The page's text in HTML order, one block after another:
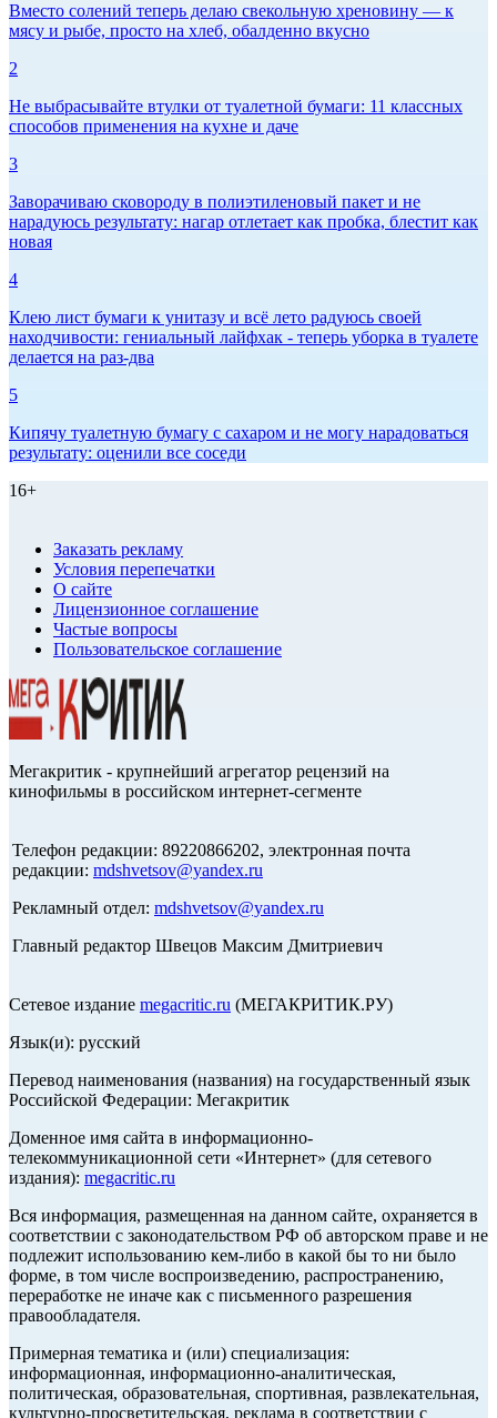
Вместо солений теперь делаю свекольную хреновину — к
мясу и рыбе, просто на хлеб, обалденно вкусно
2
Не выбрасывайте втулки от туалетной бумаги: 11 классных
способов применения на кухне и даче
3
Заворачиваю сковороду в полиэтиленовый пакет и не
нарадуюсь результату: нагар отлетает как пробка, блестит как
новая
4
Клею лист бумаги к унитазу и всё лето радуюсь своей
находчивости: гениальный лайфхак - теперь уборка в туалете
делается на раз-два
5
Кипячу туалетную бумагу с сахаром и не могу нарадоваться
результату: оценили все соседи
16+
Заказать рекламу
Условия перепечатки
О сайте
Лицензионное соглашение
Частые вопросы
Пользовательское соглашение
Мегакритик - крупнейший агрегатор рецензий на
кинофильмы в российском интернет-сегменте
Телефон редакции: 89220866202, электронная почта
редакции: mdshvetsov@yandex.ru
Рекламный отдел: mdshvetsov@yandex.ru
Главный редактор Швецов Максим Дмитриевич
Сетевое издание megacritic.ru (МЕГАКРИТИК.РУ)
Язык(и): русский
Перевод наименования (названия) на государственный язык
Российской Федерации: Мегакритик
Доменное имя сайта в информационно-
телекоммуникационной сети «Интернет» (для сетевого
издания): megacritic.ru
Вся информация, размещенная на данном сайте, охраняется в
соответствии с законодательством РФ об авторском праве и не
подлежит использованию кем-либо в какой бы то ни было
форме, в том числе воспроизведению, распространению,
переработке не иначе как с письменного разрешения
правообладателя.
Примерная тематика и (или) специализация:
информационная, информационно-аналитическая,
политическая, образовательная, спортивная, развлекательная,
культурно-просветительская, реклама в соответствии с